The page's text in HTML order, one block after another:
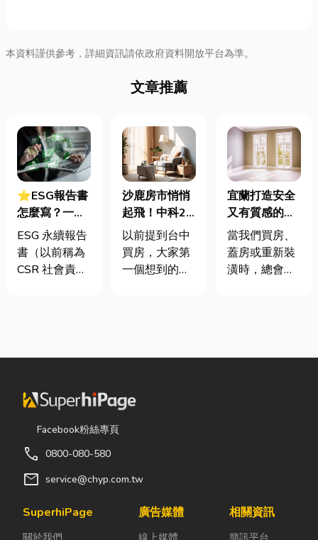
本資料謹供參考，詳細資訊請依政府資料開放平台為準。
文章推薦
⭐ESG報告書
怎麼寫？一定
要上市櫃才寫
嗎？3步驟擺
脫綠色轉型焦
ESG 永續報告
書（以前稱為
CSR 社會責任
責任（S）與
（G）三個維
度營運成果的
正式文件。它
「健康體檢
表」與「永續
多中小企業主
沙鹿房市悄悄
起飛！中科2
期＋台積電效
應發酵，現在
很多人開始看
以前提到台中
買房，大家第
一個想到的大
度越來越高
多人實際到沙
以前不一樣
通變方便，生
宜蘭打造安全
又有質感的
家，從專業門
窗開始
當我們買房、
蓋房或重新裝
潢時，總會把
天都在使用的
氣候潮濕多
Facebook粉絲專頁
call 0800-080-580
mail service@chyp.com.tw
SuperhiPage
關於我們
廣告媒體
線上媒體
相關資訊
簡訊平台